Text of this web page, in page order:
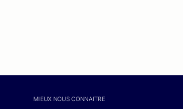
MIEUX NOUS CONNAITRE